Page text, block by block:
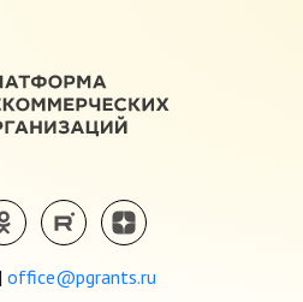
| office@pgrants.ru